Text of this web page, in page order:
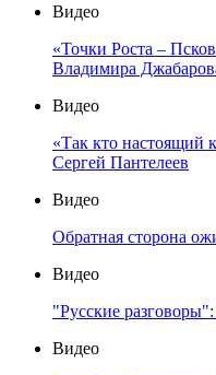
Видео
«Точки Роста –
Владимира
Видео
«Так кто настоящий
Сергей Пантелеев
Видео
Обратная сторона
Видео
"Русские
Видео